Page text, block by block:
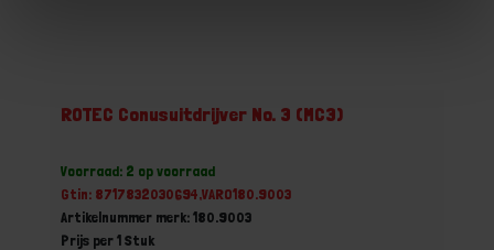
ROTEC Conusuitdrijver No. 3 (MC3)
Voorraad: 2 op voorraad
Gtin: 8717832030694,VARO180.9003
Artikelnummer merk: 180.9003
Prijs per 1 Stuk